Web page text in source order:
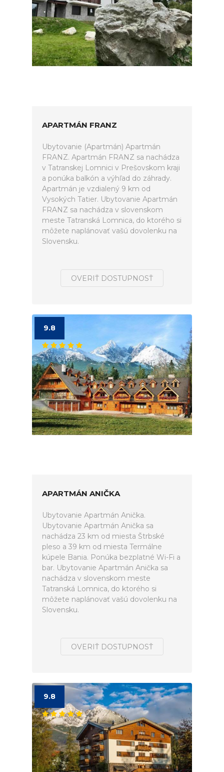
APARTMÁN FRANZ
Ubytovanie (Apartmán) Apartmán
FRANZ. Apartmán FRANZ sa nachádza
v Tatranskej Lomnici v Prešovskom kraji
a ponúka balkón a výhľad do záhrady.
Apartmán je vzdialený 9 km od
Vysokých Tatier. Ubytovanie Apartmán
FRANZ sa nachádza v slovenskom
meste Tatranská Lomnica, do ktorého si
môžete naplánovať vašú dovolenku na
Slovensku.
OVERIŤ DOSTUPNOSŤ
9.8
APARTMÁN ANIČKA
Ubytovanie Apartmán Anička.
Ubytovanie Apartmán Anička sa
nachádza 23 km od miesta Štrbské
pleso a 39 km od miesta Termálne
kúpele Bania. Ponúka bezplatné Wi-Fi a
bar. Ubytovanie Apartmán Anička sa
nachádza v slovenskom meste
Tatranská Lomnica, do ktorého si
môžete naplánovať vašú dovolenku na
Slovensku.
OVERIŤ DOSTUPNOSŤ
9.8